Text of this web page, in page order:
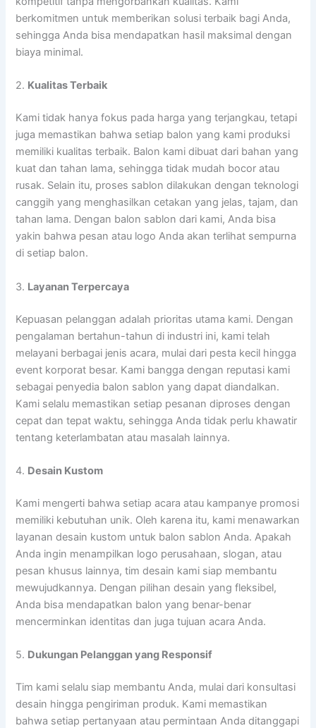
berkomitmen untuk memberikan solusi terbaik bagi Anda,
sehingga Anda bisa mendapatkan hasil maksimal dengan
biaya minimal.
2. Kualitas Terbaik
Kami tidak hanya fokus pada harga yang terjangkau, tetapi
juga memastikan bahwa setiap balon yang kami produksi
memiliki kualitas terbaik. Balon kami dibuat dari bahan yang
kuat dan tahan lama, sehingga tidak mudah bocor atau
rusak. Selain itu, proses sablon dilakukan dengan teknologi
canggih yang menghasilkan cetakan yang jelas, tajam, dan
tahan lama. Dengan balon sablon dari kami, Anda bisa
yakin bahwa pesan atau logo Anda akan terlihat sempurna
di setiap balon.
3. Layanan Terpercaya
Kepuasan pelanggan adalah prioritas utama kami. Dengan
pengalaman bertahun-tahun di industri ini, kami telah
melayani berbagai jenis acara, mulai dari pesta kecil hingga
event korporat besar. Kami bangga dengan reputasi kami
sebagai penyedia balon sablon yang dapat diandalkan.
Kami selalu memastikan setiap pesanan diproses dengan
cepat dan tepat waktu, sehingga Anda tidak perlu khawatir
tentang keterlambatan atau masalah lainnya.
4. Desain Kustom
Kami mengerti bahwa setiap acara atau kampanye promosi
memiliki kebutuhan unik. Oleh karena itu, kami menawarkan
layanan desain kustom untuk balon sablon Anda. Apakah
Anda ingin menampilkan logo perusahaan, slogan, atau
pesan khusus lainnya, tim desain kami siap membantu
mewujudkannya. Dengan pilihan desain yang fleksibel,
Anda bisa mendapatkan balon yang benar-benar
mencerminkan identitas dan juga tujuan acara Anda.
5. Dukungan Pelanggan yang Responsif
Tim kami selalu siap membantu Anda, mulai dari konsultasi
desain hingga pengiriman produk. Kami memastikan
bahwa setiap pertanyaan atau permintaan Anda ditanggapi